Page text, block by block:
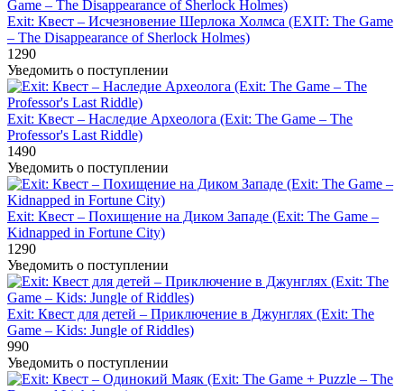
Exit: Квест – Исчезновение Шерлока Холмса (EXIT: The Game
– The Disappearance of Sherlock Holmes)
1290
Уведомить о поступлении
Exit: Квест – Наследие Археолога (Exit: The Game – The
Professor's Last Riddle)
1490
Уведомить о поступлении
Exit: Квест – Похищение на Диком Западе (Exit: The Game –
Kidnapped in Fortune City)
1290
Уведомить о поступлении
Exit: Квест для детей – Приключение в Джунглях (Exit: The
Game – Kids: Jungle of Riddles)
990
Уведомить о поступлении